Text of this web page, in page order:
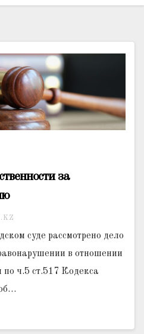
за
суде рассмотрено дело
в отношении
ч.5 ст.517 Кодекса